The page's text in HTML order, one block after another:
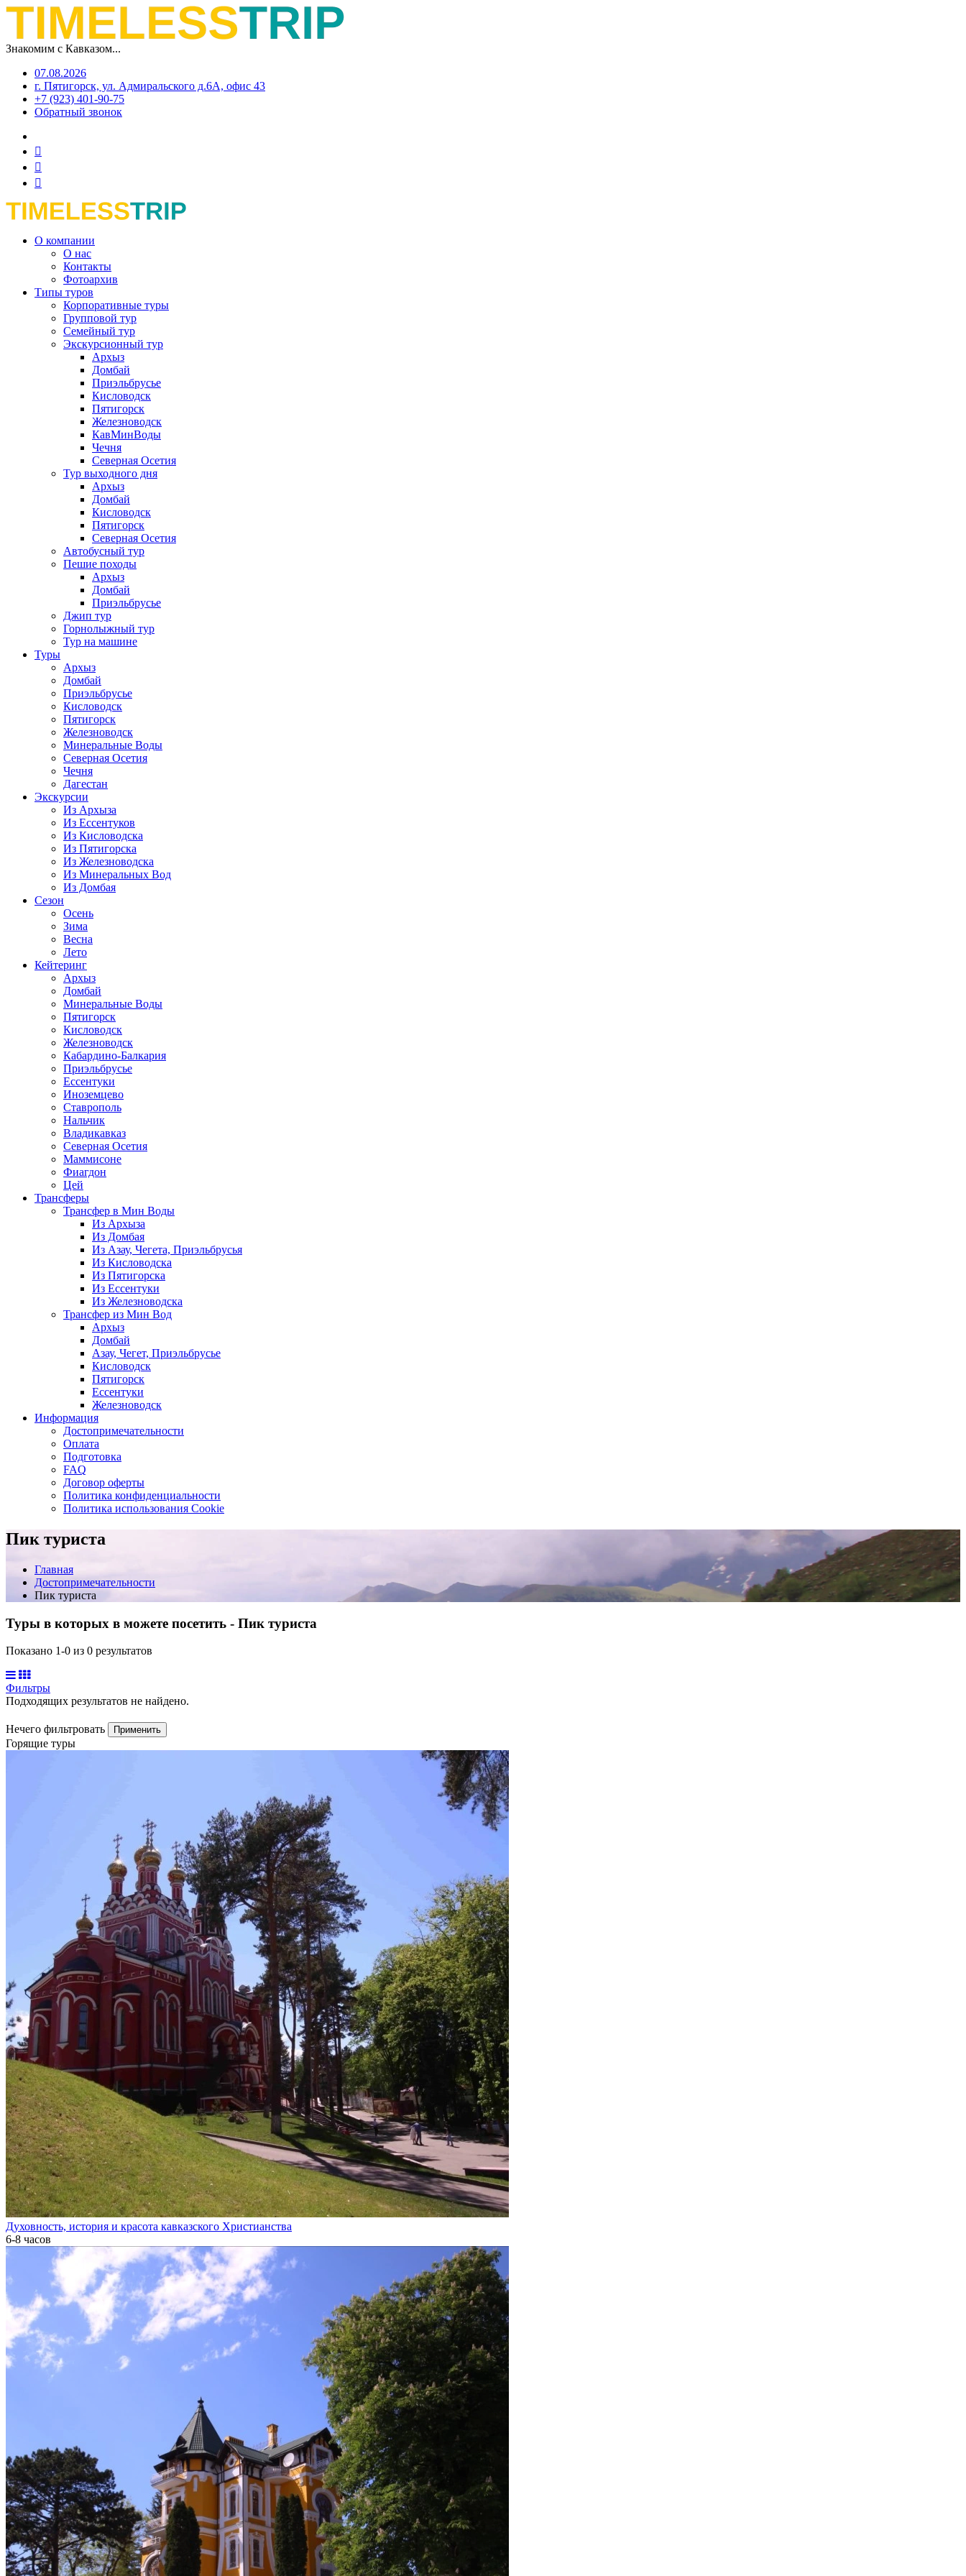
Знакомим с Кавказом...
07.08.2026
г. Пятигорск, ул. Адмиральского д.6А, офис 43
+7 (923) 401-90-75
Обратный звонок
О компании
О нас
Контакты
Фотоархив
Типы туров
Корпоративные туры
Групповой тур
Семейный тур
Экскурсионный тур
Архыз
Домбай
Приэльбрусье
Кисловодск
Пятигорск
Железноводск
КавМинВоды
Чечня
Северная Осетия
Тур выходного дня
Архыз
Домбай
Кисловодск
Пятигорск
Северная Осетия
Автобусный тур
Пешие походы
Архыз
Домбай
Приэльбрусье
Джип тур
Горнолыжный тур
Тур на машине
Туры
Архыз
Домбай
Приэльбрусье
Кисловодск
Пятигорск
Железноводск
Минеральные Воды
Северная Осетия
Чечня
Дагестан
Экскурсии
Из Архыза
Из Ессентуков
Из Кисловодска
Из Пятигорска
Из Железноводска
Из Минеральных Вод
Из Домбая
Сезон
Осень
Зима
Весна
Лето
Кейтеринг
Архыз
Домбай
Минеральные Воды
Пятигорск
Кисловодск
Железноводск
Кабардино-Балкария
Приэльбрусье
Ессентуки
Иноземцево
Ставрополь
Нальчик
Владикавказ
Северная Осетия
Маммисоне
Фиагдон
Цей
Трансферы
Трансфер в Мин Воды
Из Архыза
Из Домбая
Из Азау, Чегета, Приэльбрусья
Из Кисловодска
Из Пятигорска
Из Ессентуки
Из Железноводска
Трансфер из Мин Вод
Архыз
Домбай
Азау, Чегет, Приэльбрусье
Кисловодск
Пятигорск
Ессентуки
Железноводск
Информация
Достопримечательности
Оплата
Подготовка
FAQ
Договор оферты
Политика конфиденциальности
Политика использования Cookie
Пик туриста
Главная
Достопримечательности
Пик туриста
Туры в которых в можете посетить - Пик туриста
Показано 1-0 из 0 результатов
Фильтры
Подходящих результатов не найдено.
Нечего фильтровать Применить
Горящие туры
Духовность, история и красота кавказского Христианства
6-8 часов